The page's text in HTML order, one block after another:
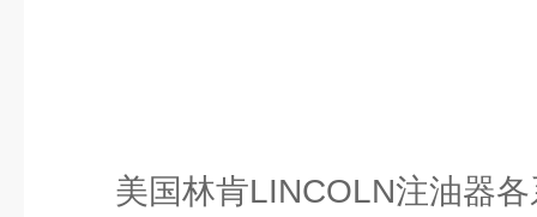
美国林肯LINCOLN注油器